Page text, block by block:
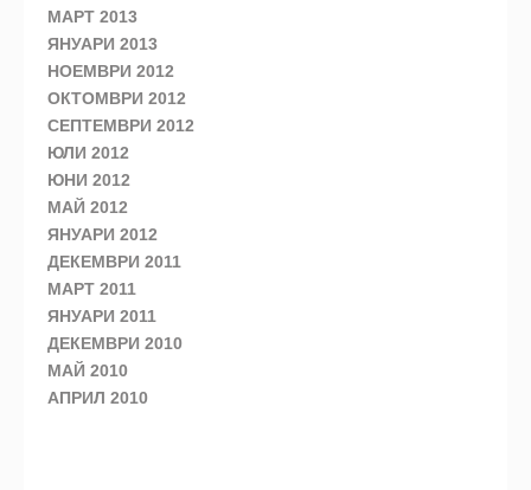
МАРТ 2013
ЯНУАРИ 2013
НОЕМВРИ 2012
ОКТОМВРИ 2012
СЕПТЕМВРИ 2012
ЮЛИ 2012
ЮНИ 2012
МАЙ 2012
ЯНУАРИ 2012
ДЕКЕМВРИ 2011
МАРТ 2011
ЯНУАРИ 2011
ДЕКЕМВРИ 2010
МАЙ 2010
АПРИЛ 2010